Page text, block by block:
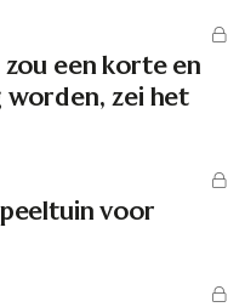
een korte en
zei het
voor